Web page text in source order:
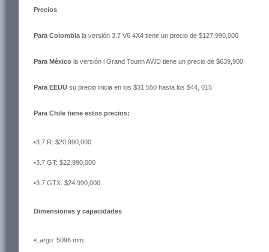
Precios
Para Colombia la versión 3.7 V6 4X4 tiene un precio de $127,990,000
Para México la versión i Grand Tourin AWD tiene un precio de $639,900
Para EEUU su precio inicia en los $31,550 hasta los $44, 015
Para Chile tiene estos precios:
•3.7 R: $20,990,000
•3.7 GT: $22,990,000
•3.7 GTX: $24,990,000
Dimensiones y capacidades
•Largo: 5096 mm.